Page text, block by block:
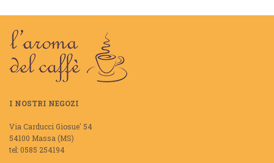
I NOSTRI NEGOZI
Via Carducci Giosue' 54
54100 Massa (MS)
tel: 0585 254194